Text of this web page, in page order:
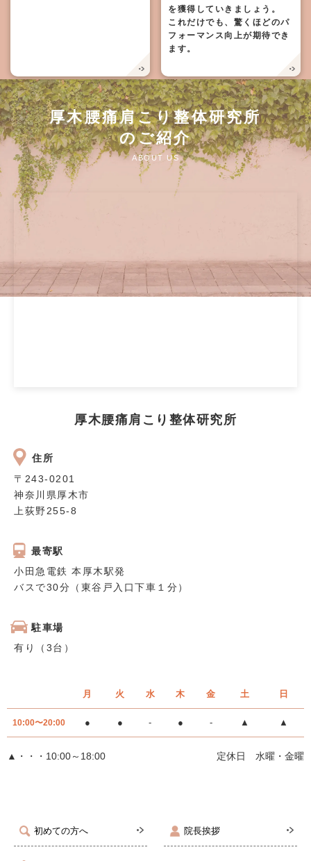
を獲得していきましょう。
これだけでも、驚くほどのパ
フォーマンス向上が期待でき
ます。
厚木腰痛肩こり整体研究所
のご紹介
ABOUT US
初めての方へ 院長挨拶
厚木腰痛肩こり整体研究所
住所
〒243‐0201
神奈川県厚木市
上荻野255-8
最寄駅
小田急電鉄 本厚木駅発
バスで30分（東谷戸入口下車１分）
駐車場
有り（3台）
月 火 水 木 金 土 日
10:00〜20:00 ● ● - ● - ▲ ▲
▲・・・10:00～18:00 定休日 水曜・金曜